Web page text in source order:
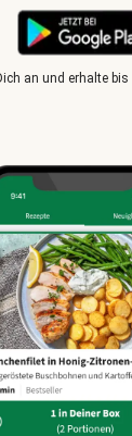
an und erhalte